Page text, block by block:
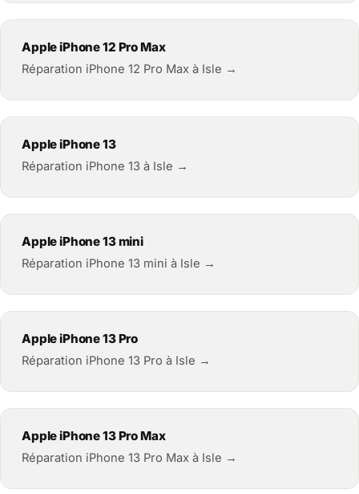
Apple iPhone 12 Pro Max
Réparation iPhone 12 Pro Max à Isle →
Apple iPhone 13
Réparation iPhone 13 à Isle →
Apple iPhone 13 mini
Réparation iPhone 13 mini à Isle →
Apple iPhone 13 Pro
Réparation iPhone 13 Pro à Isle →
Apple iPhone 13 Pro Max
Réparation iPhone 13 Pro Max à Isle →